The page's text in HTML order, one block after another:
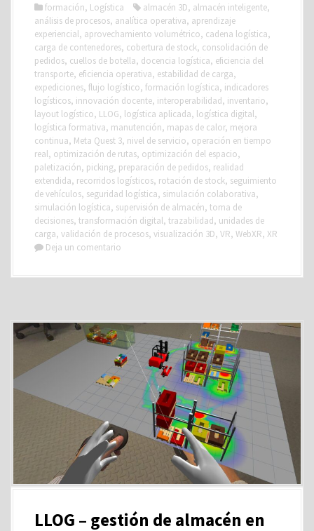
formación, Logística almacén 3D, almacén inteligente,
análisis de procesos, analítica operativa, aprendizaje
experiencial, aprovechamiento volumétrico, cadena logística,
carga de contenedores, cobertura de stock, consolidación de
pedidos, cuellos de botella, docencia logística, eficiencia del
transporte, eficiencia operativa, estabilidad de carga,
expediciones, flujo logístico, formación logística, indicadores
logísticos, innovación docente, interoperabilidad, inventario,
layout logístico, LLOG, logística aplicada, logística digital,
logística formativa, manutención, mapas de calor, mejora
continua, Meta Quest 3, nivel de servicio, operación en tiempo
real, optimización de rutas, optimización del espacio,
paletización, picking, preparación de pedidos, realidad
extendida, recorridos logísticos, rotación de stock, seguimiento
de vehículos, seguridad logística, simulación colaborativa,
simulación logística, supervisión de almacén, toma de
decisiones, transformación digital, trazabilidad, unidades de
carga, validación de procesos, visualización 3D, VR, WebXR, XR
Deja un comentario
LLOG – gestión de almacén en